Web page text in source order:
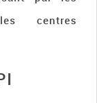
centres